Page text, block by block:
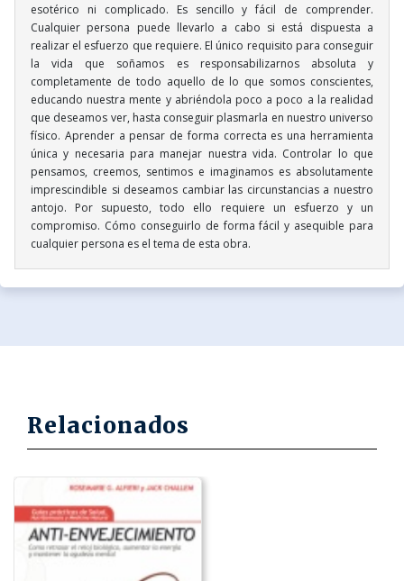
esotérico ni complicado. Es sencillo y fácil de comprender.
Cualquier persona puede llevarlo a cabo si está dispuesta a
realizar el esfuerzo que requiere. El único requisito para conseguir
la vida que soñamos es responsabilizarnos absoluta y
completamente de todo aquello de lo que somos conscientes,
educando nuestra mente y abriéndola poco a poco a la realidad
que deseamos ver, hasta conseguir plasmarla en nuestro universo
físico. Aprender a pensar de forma correcta es una herramienta
única y necesaria para manejar nuestra vida. Controlar lo que
pensamos, creemos, sentimos e imaginamos es absolutamente
imprescindible si deseamos cambiar las circunstancias a nuestro
antojo. Por supuesto, todo ello requiere un esfuerzo y un
compromiso. Cómo conseguirlo de forma fácil y asequible para
cualquier persona es el tema de esta obra.
Relacionados